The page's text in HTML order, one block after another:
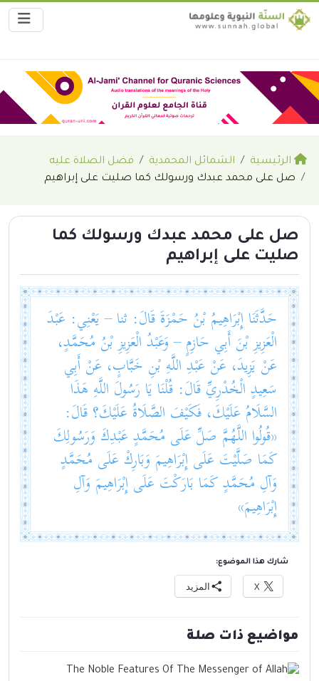
الرئيسية الشمائل المحمدية
فضل الصلاة عليه
صل على محمد عبدك ورسولك كما صليت على إبراهيم
صل على محمد عبدك ورسولك كما
صليت على إبراهيم
حَدَّثَنَا إِبْرَاهِيمُ بْنُ حَمْزَةَ قَالَ: ثنا – يَعْنِي: عَبْدَ
الْعَزِيزِ بْنَ أَبِي حَازِمٍ – وَعَبْدُ الْعَزِيزِ بْنُ مُحَمَّدٍ،
عَنْ يَزِيدَ، عَنْ عَبْدِ اللَّهِ بْنِ خَبَّابٍ، عَنْ أَبِي
سَعِيدٍ الْخُدْرِيِّ قَالَ: قُلْنَا يَا رَسُولَ اللَّهِ هَذَا
السَّلَامُ عَلَيْكَ، فَكَيْفَ الصَّلَاةُ عَلَيْكَ؟ قَالَ:
«قُولُوا اللَّهُمَّ صَلِّ عَلَى مُحَمَّدٍ عَبْدِكَ وَرَسُولِكَ
كَمَا صَلَّيْتَ عَلَى إِبْرَاهِيمَ وَبَارِكْ عَلَى مُحَمَّدٍ
وَآلِ مُحَمَّدٍ كَمَا بَارَكْتَ عَلَى إِبْرَاهِيمَ وَآلِ
إِبْرَاهِيمَ»
شارك هذا الموضوع:
X المزيد
مواضيع ذات صلة